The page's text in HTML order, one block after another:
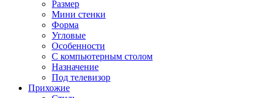
Размер
Мини стенки
Форма
Угловые
Особенности
С компьютерным столом
Назначение
Под телевизор
Прихожие